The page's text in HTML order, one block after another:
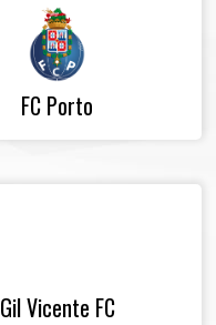
FC Porto
Gil Vicente FC